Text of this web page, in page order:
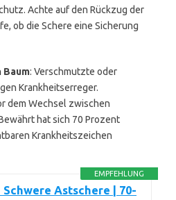
Achte auf den Rückzug der
ob die Schere eine Sicherung
: Verschmutzte oder
Krankheitserreger.
dem Wechsel zwischen
hat sich 70 Prozent
Krankheitszeichen
EMPFEHLUNG
Schwere Astschere | 70-